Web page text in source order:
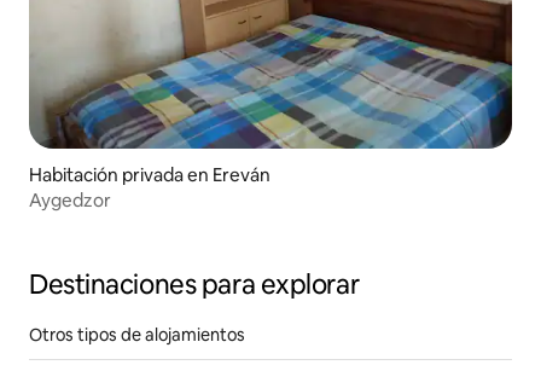
Habitación privada en Ereván
Aygedzor
Destinaciones para explorar
Otros tipos de alojamientos